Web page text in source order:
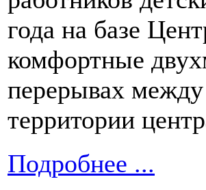
года на базе
комфортные
перерывах
территории
Подробнее ...